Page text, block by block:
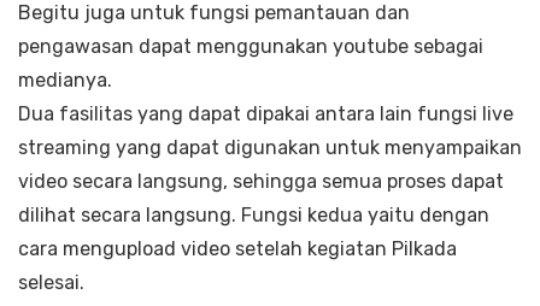
Begitu juga untuk fungsi pemantauan dan
pengawasan dapat menggunakan youtube sebagai
medianya.
Dua fasilitas yang dapat dipakai antara lain fungsi live
streaming yang dapat digunakan untuk menyampaikan
video secara langsung, sehingga semua proses dapat
dilihat secara langsung. Fungsi kedua yaitu dengan
cara mengupload video setelah kegiatan Pilkada
selesai.